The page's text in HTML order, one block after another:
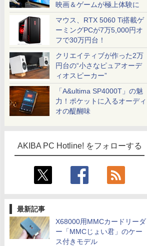
映画＆ゲームが極上体験に
マウス、RTX 5060 Ti搭載ゲ
ーミングPCが7万5,000円オ
フで30万円台！
クリエイティブが作った2万
円台の“小さなピュアオーデ
ィオスピーカー”
「A&ultima SP4000T」の魅
力！ポケットに入るオーディ
オの醍醐味
AKIBA PC Hotline! をフォローする
最新記事
X68000用MMCカードリーダ
ー「MMCじょい君」のケー
ス付きモデル